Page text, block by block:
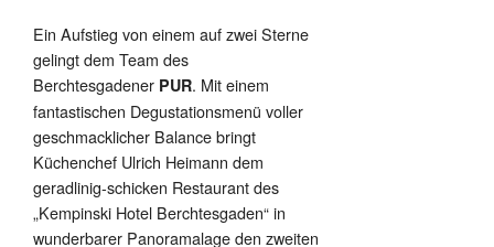
Ein Aufstieg von einem auf zwei Sterne
gelingt dem Team des
Berchtesgadener PUR. Mit einem
fantastischen Degustationsmenü voller
geschmacklicher Balance bringt
Küchenchef Ulrich Heimann dem
geradlinig-schicken Restaurant des
„Kempinski Hotel Berchtesgaden“ in
wunderbarer Panoramalage den zweiten